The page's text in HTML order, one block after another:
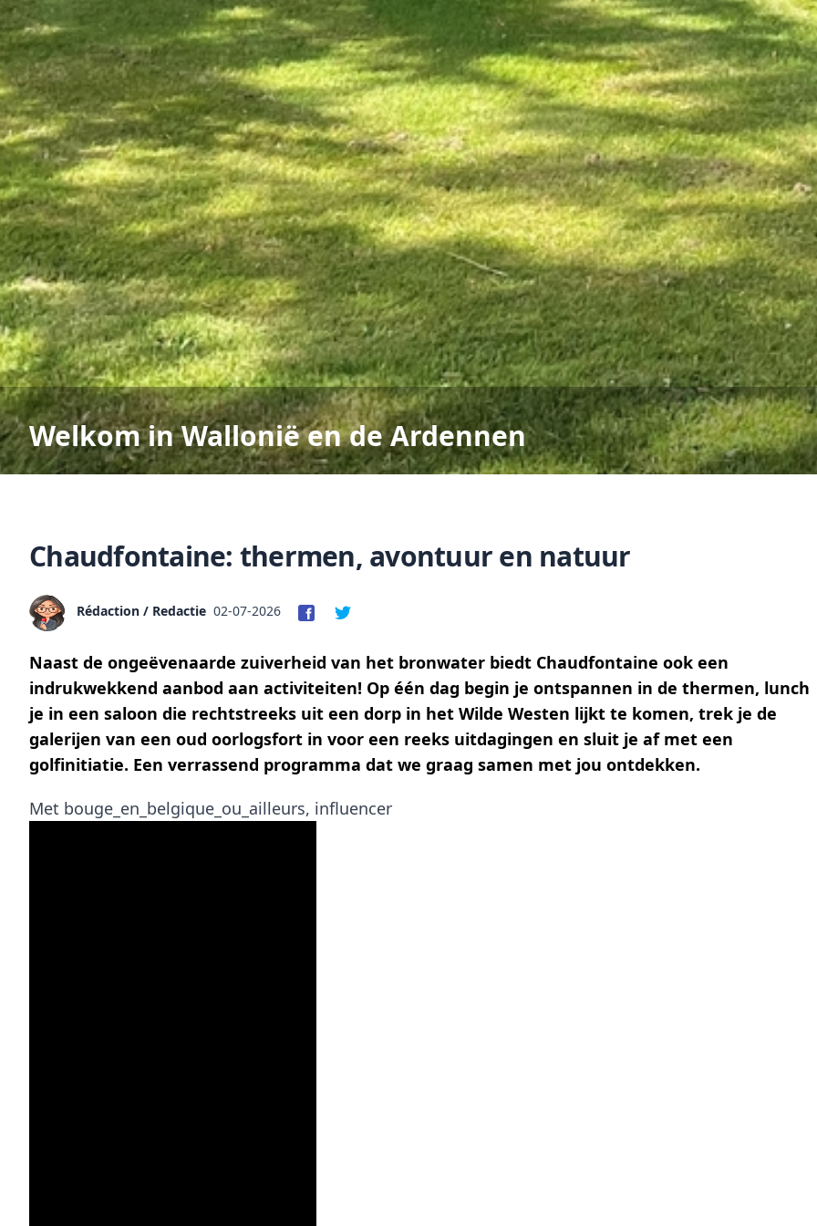
Welkom in Wallonië en de Ardennen
Chaudfontaine: thermen, avontuur en natuur
Rédaction / Redactie 02-07-2026
Naast de ongeëvenaarde zuiverheid van het bronwater biedt Chaudfontaine ook een
indrukwekkend aanbod aan activiteiten! Op één dag begin je ontspannen in de thermen, lunch
je in een saloon die rechtstreeks uit een dorp in het Wilde Westen lijkt te komen, trek je de
galerijen van een oud oorlogsfort in voor een reeks uitdagingen en sluit je af met een
golfinitiatie. Een verrassend programma dat we graag samen met jou ontdekken.
Met bouge_en_belgique_ou_ailleurs, influencer